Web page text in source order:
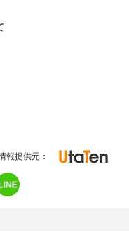
報提供元：